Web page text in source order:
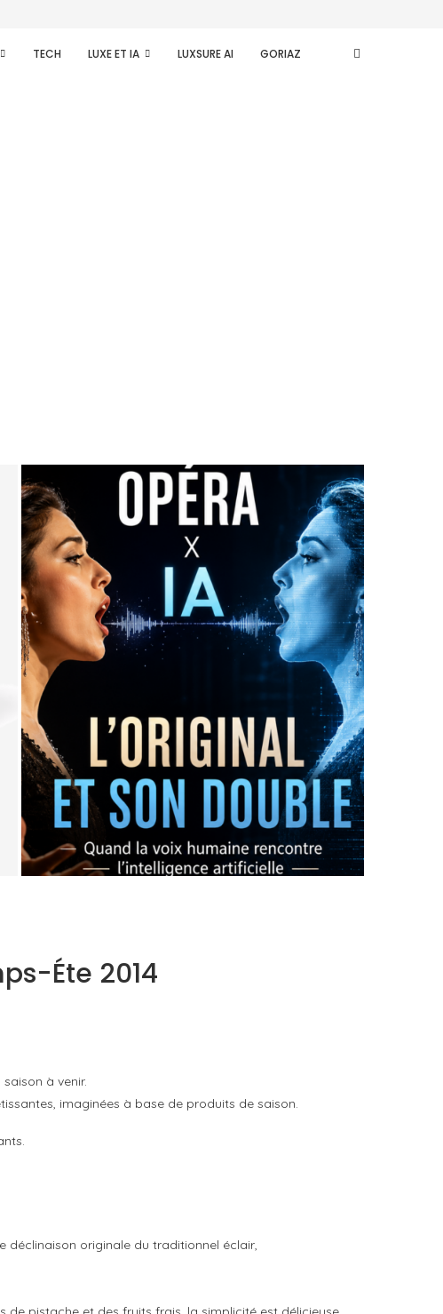
TECH LUXE ET IA LUXSURE AI GORIAZ
OPÉRA X IA : L’ORIGINAL ET SON DOUBLE
byPascal Iakovou
Éte 2014
à venir.
imaginées à base de produits de saison.
déclinaison originale du traditionnel éclair,